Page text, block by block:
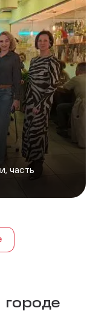
часть
городе